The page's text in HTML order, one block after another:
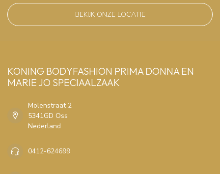
BEKIJK ONZE LOCATIE
KONING BODYFASHION PRIMA DONNA EN
MARIE JO SPECIAALZAAK
Molenstraat 2
5341GD Oss
Nederland
0412-624699